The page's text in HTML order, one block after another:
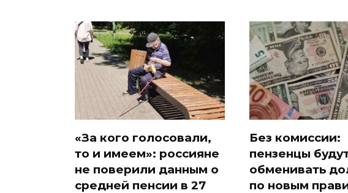
«За кого голосовали,
то и имеем»: россияне
не поверили данным о
средней пенсии в 27
Без комиссии:
пензенцы
обменивать
по новым